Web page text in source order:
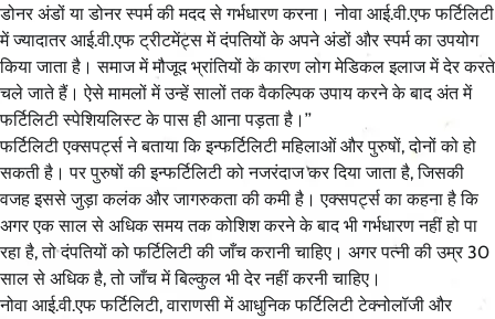
डोनर अंडों या डोनर स्पर्म की मदद से गर्भधारण करना। नोवा आई.वी.एफ फर्टिलिटी
में ज्यादातर आई.वी.एफ ट्रीटमेंट्स में दंपतियों के अपने अंडों और स्पर्म का उपयोग
किया जाता है। समाज में मौजूद भ्रांतियों के कारण लोग मेडिकल इलाज में देर करते
चले जाते हैं। ऐसे मामलों में उन्हें सालों तक वैकल्पिक उपाय करने के बाद अंत में
फर्टिलिटी स्पेशियलिस्ट के पास ही आना पड़ता है।’’
फर्टिलिटी एक्सपर्ट्स ने बताया कि इन्फर्टिलिटी महिलाओं और पुरुषों, दोनों को हो
सकती है। पर पुरुषों की इन्फर्टिलिटी को नजरंदाज कर दिया जाता है, जिसकी
वजह इससे जुड़ा कलंक और जागरुकता की कमी है। एक्सपर्ट्स का कहना है कि
अगर एक साल से अधिक समय तक कोशिश करने के बाद भी गर्भधारण नहीं हो पा
रहा है, तो दंपतियों को फर्टिलिटी की जाँच करानी चाहिए। अगर पत्नी की उम्र 30
साल से अधिक है, तो जाँच में बिल्कुल भी देर नहीं करनी चाहिए।
नोवा आई.वी.एफ फर्टिलिटी, वाराणसी में आधुनिक फर्टिलिटी टेक्नोलॉजी और